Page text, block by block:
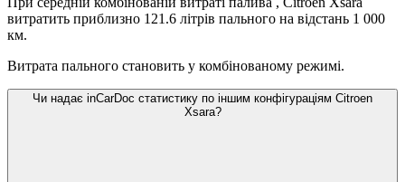
витратить приблизно 121.6 літрів пального на відстань 1 000
км.
Витрата пального становить у комбінованому режимі.
Чи надає inCarDoc статистику по іншим конфігураціям Citroen
Xsara?